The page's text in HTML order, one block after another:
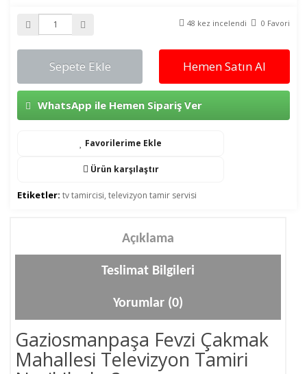
48 kez incelendi 0 Favori
Sepete Ekle Hemen Satın Al
WhatsApp ile Hemen Sipariş Ver
Favorilerime Ekle
Ürün karşılaştır
Etiketler: tv tamircisi, televizyon tamir servisi
Açıklama
Teslimat Bilgileri
Yorumlar (0)
Gaziosmanpaşa Fevzi Çakmak
Mahallesi Televizyon Tamiri